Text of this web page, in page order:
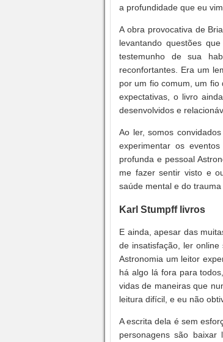
a profundidade que eu
A obra provocativa de
levantando questões
testemunho de sua
reconfortantes. Era um
por um fio comum, um
expectativas, o livro
desenvolvidos e
Ao ler, somos
experimentar os
profunda e pessoal
me fazer sentir visto e
saúde mental e do
Karl Stumpff livros
E ainda, apesar das
de insatisfação, ler
Astronomia um leitor
há algo lá fora para
vidas de maneiras que
leitura difícil, e eu não
A escrita dela é sem
personagens são baixar